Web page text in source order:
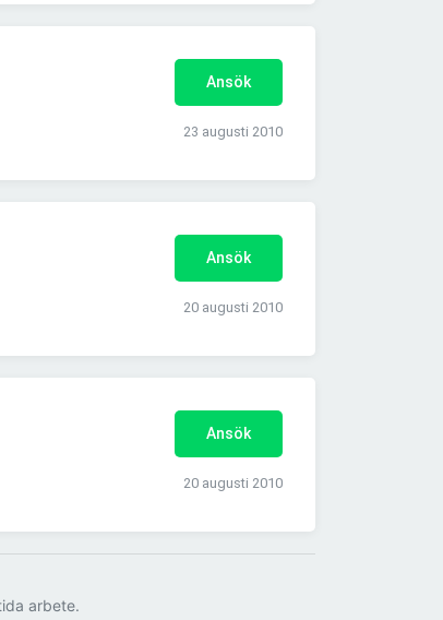
Ansök
23 augusti 2010
Ansök
20 augusti 2010
Ansök
20 augusti 2010
arbete.